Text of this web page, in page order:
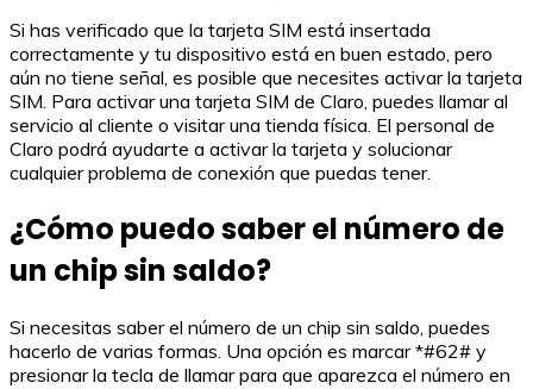
Si has verificado que la tarjeta SIM está insertada
correctamente y tu dispositivo está en buen estado, pero
aún no tiene señal, es posible que necesites activar la tarjeta
SIM. Para activar una tarjeta SIM de Claro, puedes llamar al
servicio al cliente o visitar una tienda física. El personal de
Claro podrá ayudarte a activar la tarjeta y solucionar
cualquier problema de conexión que puedas tener.
¿Cómo puedo saber el número de
un chip sin saldo?
Si necesitas saber el número de un chip sin saldo, puedes
hacerlo de varias formas. Una opción es marcar *#62# y
presionar la tecla de llamar para que aparezca el número en